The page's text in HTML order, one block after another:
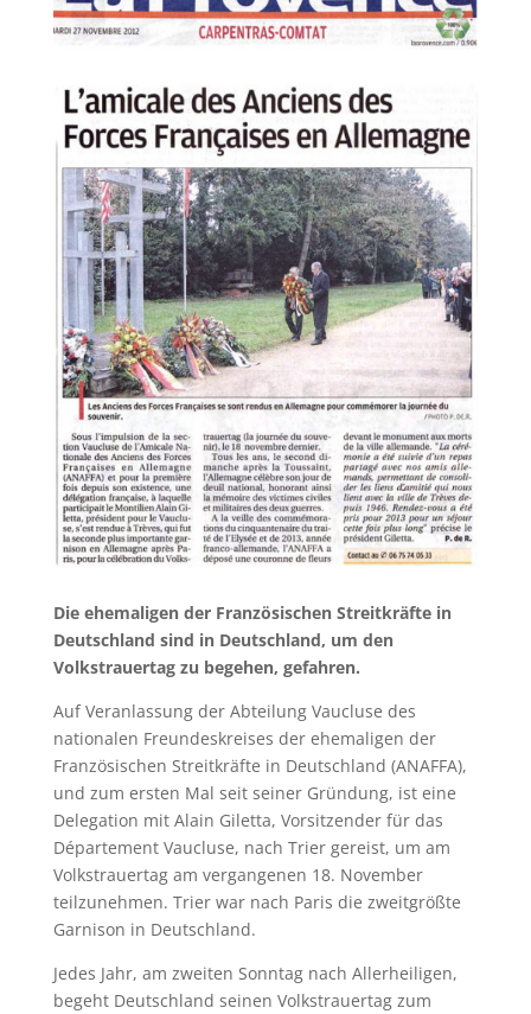
Die ehemaligen der Französischen Streitkräfte in
Deutschland sind in Deutschland, um den
Volkstrauertag zu begehen, gefahren.
Auf Veranlassung der Abteilung Vaucluse des
nationalen Freundeskreises der ehemaligen der
Französischen Streitkräfte in Deutschland (ANAFFA),
und zum ersten Mal seit seiner Gründung, ist eine
Delegation mit Alain Giletta, Vorsitzender für das
Département Vaucluse, nach Trier gereist, um am
Volkstrauertag am vergangenen 18. November
teilzunehmen. Trier war nach Paris die zweitgrößte
Garnison in Deutschland.
Jedes Jahr, am zweiten Sonntag nach Allerheiligen,
begeht Deutschland seinen Volkstrauertag zum